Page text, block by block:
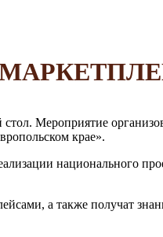
Мероприятие
крае».
национального
а также получат